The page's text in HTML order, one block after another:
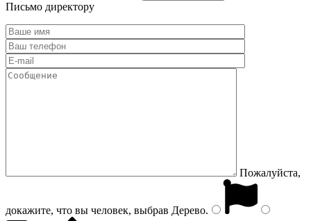
Письмо директору
Пожалуйста,
докажите, что вы человек, выбрав Дерево.